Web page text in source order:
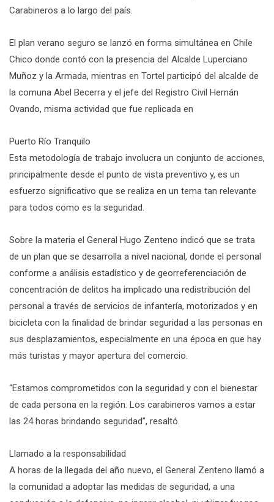
Carabineros a lo largo del país.
El plan verano seguro se lanzó en forma simultánea en Chile
Chico donde contó con la presencia del Alcalde Luperciano
Muñoz y la Armada, mientras en Tortel participó del alcalde de
la comuna Abel Becerra y el jefe del Registro Civil Hernán
Ovando, misma actividad que fue replicada en
Puerto Río Tranquilo
Esta metodología de trabajo involucra un conjunto de acciones,
principalmente desde el punto de vista preventivo y, es un
esfuerzo significativo que se realiza en un tema tan relevante
para todos como es la seguridad.
Sobre la materia el General Hugo Zenteno indicó que se trata
de un plan que se desarrolla a nivel nacional, donde el personal
conforme a análisis estadístico y de georreferenciación de
concentración de delitos ha implicado una redistribución del
personal a través de servicios de infantería, motorizados y en
bicicleta con la finalidad de brindar seguridad a las personas en
sus desplazamientos, especialmente en una época en que hay
más turistas y mayor apertura del comercio.
“Estamos comprometidos con la seguridad y con el bienestar
de cada persona en la región. Los carabineros vamos a estar
las 24 horas brindando seguridad”, resaltó.
Llamado a la responsabilidad
A horas de la llegada del año nuevo, el General Zenteno llamó a
la comunidad a adoptar las medidas de seguridad, a una